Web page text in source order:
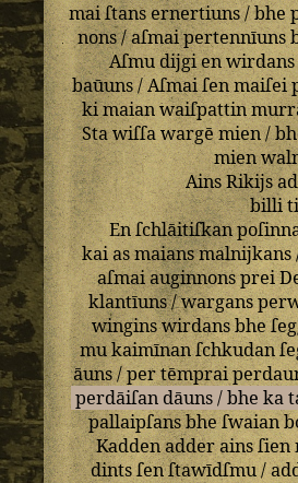
maiſtansernertiuns/bhe
nons/aſmaipertennīuns
Aſmu dijgienwirdans
baūuns/Aſmaiſen maiſei
kimaianwaiſpattin
Stawiſſawargēmien/
mien
AinsRikijs
billi
Enſchlāitiſkan
kai asmaiansmalnijkans
aſmaiauginnonsprei
klantīuns/wargans
winginswirdansbhe
mukaimīnanſchkudan
āuns/pertēmprai
perdāiſan dāuns/bhe ka
pallaipſansbheſwaian
Kaddenadderainsſien
dintsſenſtawīdſmu/